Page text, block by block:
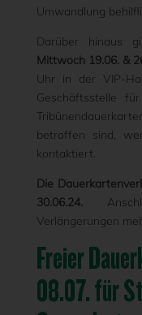
Umwandlung
Darüber hinaus
Mittwoch 19.06. &
Uhr in der VIP-
Geschäftsstelle
betroffen sind,
kontaktiert.
Die
30.06.24.
Verlängerungen
Freier
08.07. für